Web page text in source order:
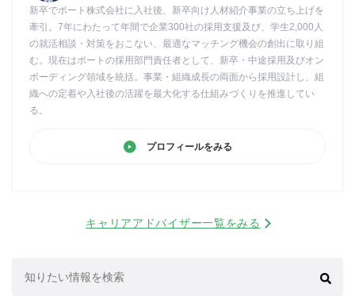
新卒でポート株式会社に入社後、新卒向け人材紹介事業の立ち上げを
牽引。7年にわたって年間で企業300社の採用支援及び、学生2,000人
の就活相談・対策をおこない、最適なマッチング機会の創出に取り組
む。現在はポートの採用部門責任者として、新卒・中途採用及びオン
ボーディング領域を統括。事業・組織成長の両面から採用設計し、組
織への定着や入社後の活躍を最大化する仕組みづくりを推進してい
る。
プロフィールをみる
キャリアアドバイザー一覧をみる